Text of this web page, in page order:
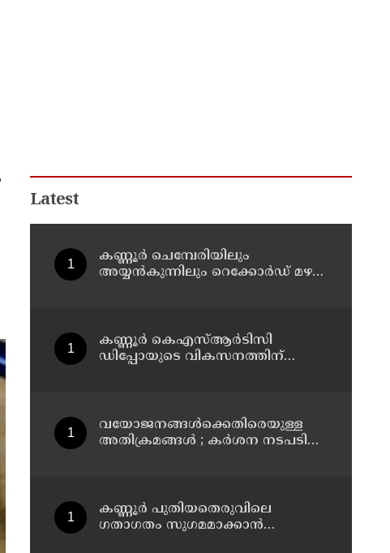
Latest
കണ്ണൂർ ചെമ്പേരിയിലും
അയ്യൻകുന്നിലും റെക്കോർഡ് മഴ ;
കണ്ണൂർ കെഎസ്ആർടിസി
ഡിപ്പോയുടെ വികസനത്തിന്
വയോജനങ്ങൾക്കെതിരെയുള്ള
അതിക്രമങ്ങൾ ; കർശന നടപടി
കണ്ണൂർ പുതിയതെരുവിലെ
ഗതാഗതം സുഗമമാക്കാന്‍